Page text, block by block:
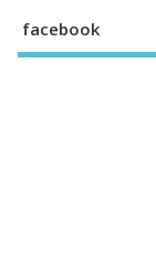
facebook